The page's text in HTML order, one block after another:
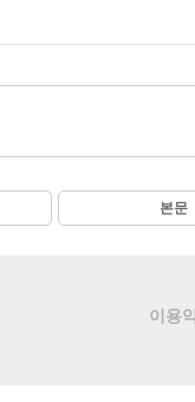
본문
이용